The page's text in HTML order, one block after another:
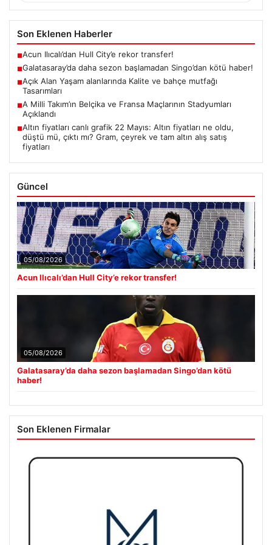
Son Eklenen Haberler
■Acun Ilıcalı’dan Hull City’e rekor transfer!
■Galatasaray’da daha sezon başlamadan Singo’dan kötü haber!
■Açık Alan Yaşam alanlarında Kalite ve bahçe mutfağı
Tasarımları
■A Milli Takım’ın Belçika ve Fransa Maçlarının Stadyumları
Açıklandı
■Altın fiyatları canlı grafik 22 Mayıs: Altın fiyatları ne oldu,
düştü mü, çıktı mı? Gram, çeyrek ve tam altın alış satış
fiyatları
Güncel
05/08/2026
Acun Ilıcalı’dan Hull City’e rekor transfer!
05/08/2026
Galatasaray’da daha sezon başlamadan Singo’dan kötü
haber!
Son Eklenen Firmalar